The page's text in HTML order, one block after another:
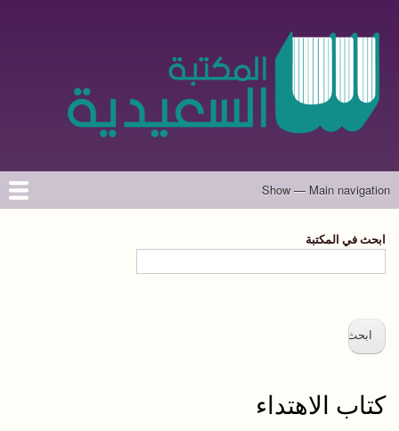
الرئيسي
Main
Show — Main navigation
الرئيسية
المؤلفون
تواصل معنا
حول الموقع
ابحث في المكتبة
كتاب الاهتداء